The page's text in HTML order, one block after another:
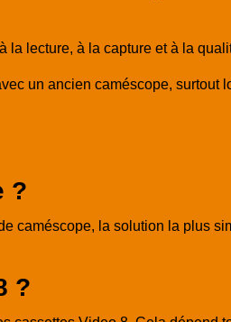
la lecture, à la capture et à la
un ancien caméscope, surtout
?
caméscope, la solution la plus
?